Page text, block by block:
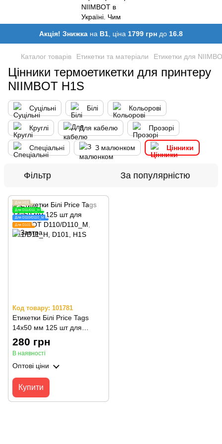
Акція! Знижка на B1 , ціна 1799 грн до 16.8
Каталог товарів Етикетки та матеріали Етикетки для
Цінники термоетикетки для принтеру
NIIMBOT H1S
Суцільні Білі Кольорові
Круглі Для кабелю Прозорі
Спеціальні З малюнком Цінники
Фільтр За популярністю
Для H1S
Для D11/D11_H
Для D110/D110_M
Для D101
Код товару: 101781
Етикетки Білі Price Tags
14х50 мм 125 шт для
NIIMBOT D110/D110_M,
D11/D11_H, D101, H1S
280 грн
В наявності
Оптові ціни
Купити